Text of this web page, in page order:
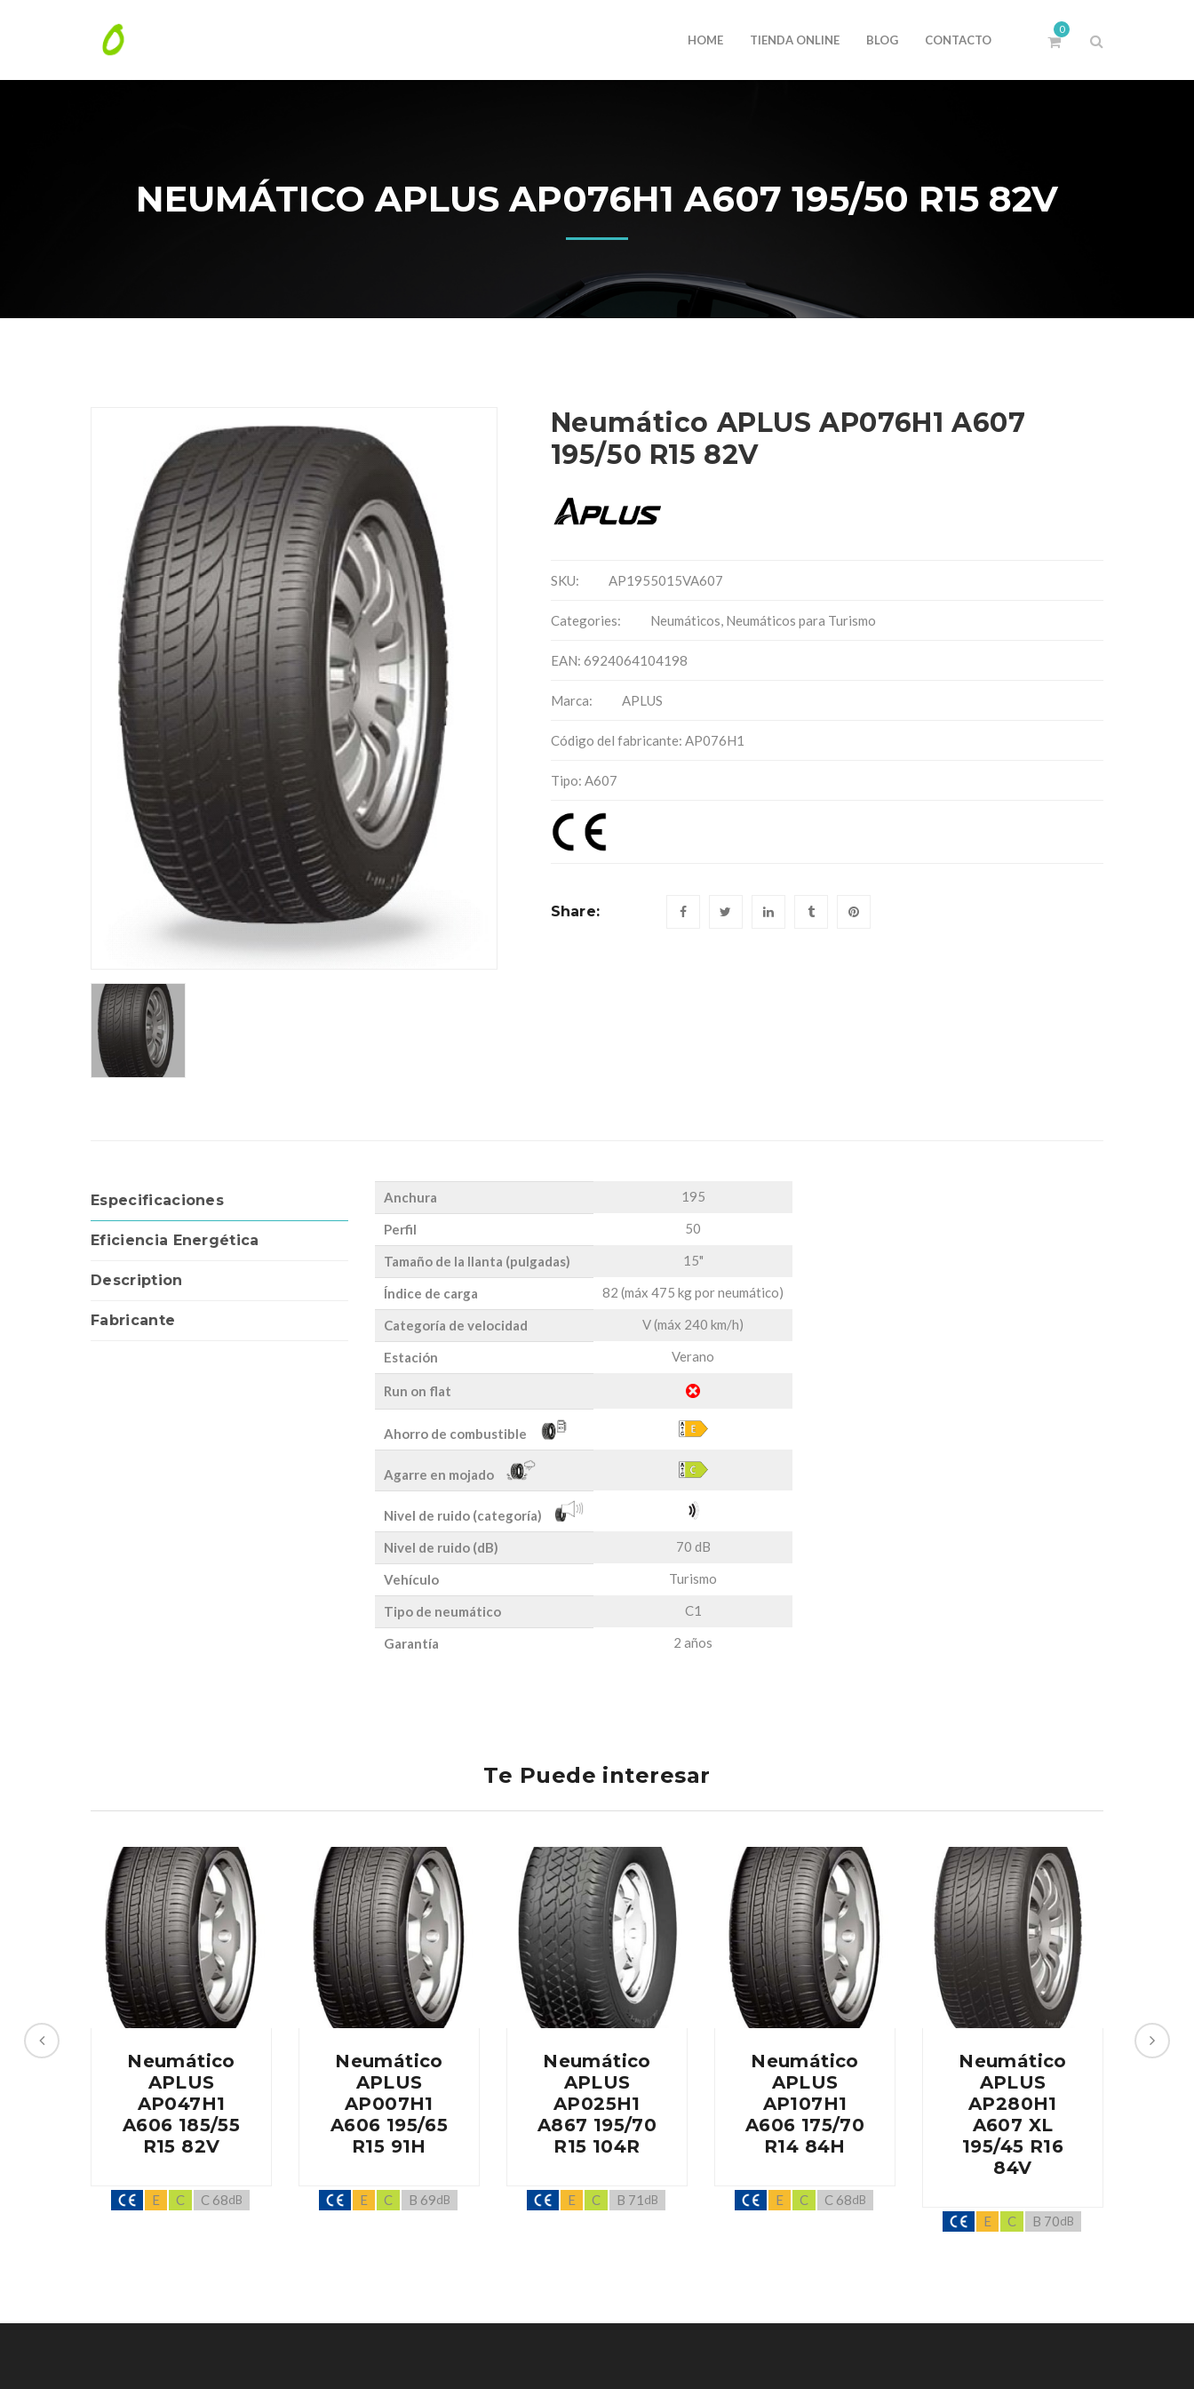
HOME TIENDA ONLINE BLOG CONTACTO
0
NEUMÁTICO APLUS AP076H1 A607 195/50 R15 82V
Neumático APLUS AP076H1 A607
195/50 R15 82V
SKU: AP1955015VA607
Categories: Neumáticos, Neumáticos para Turismo
EAN: 6924064104198
Marca: APLUS
Código del fabricante: AP076H1
Tipo: A607
Share:
Especificaciones
Eficiencia Energética
Description
Fabricante
Anchura 195
Perfil 50
Tamaño de la llanta (pulgadas) 15"
Índice de carga 82 (máx 475 kg por neumático)
Categoría de velocidad V (máx 240 km/h)
Estación Verano
Run on flat
Ahorro de combustible
Agarre en mojado
Nivel de ruido (categoría)
Nivel de ruido (dB)
70 dB
Vehículo Turismo
Tipo de neumático C1
Garantía 2 años
Te Puede interesar
Neumático
APLUS
AP047H1
A606 185/55
R15 82V
E C C 68dB
Neumático
APLUS
AP007H1
A606 195/65
R15 91H
E C B 69dB
Neumático
APLUS
AP025H1
A867 195/70
R15 104R
E C B 71 dB
Neumático
APLUS
AP107H1
A606 175/70
R14 84H
E C C 68dB
Neumático
APLUS
AP280H1
A607 XL
195/45 R16
84V
E C B 70dB